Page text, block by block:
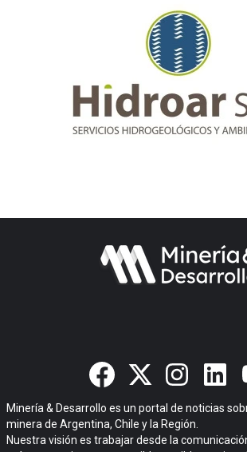
Minería & Desarrollo es un portal de noticias
minera de Argentina, Chile y la Región.
Nuestra visión es trabajar desde la